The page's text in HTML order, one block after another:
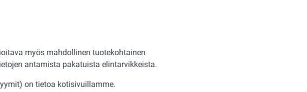
myös mahdollinen tuotekoh­tainen
antamista pakatuista elintarvikkeista.
on tietoa kotisivuillamme.